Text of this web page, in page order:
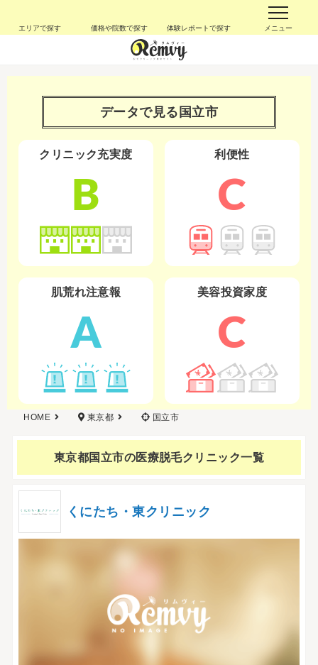
エリアで探す 価格や院数で探す 体験レポートで探す メニュー
データで見る 国立市
クリニック充実度
B
利便性
C
肌荒れ注意報
A
美容投資家度
C
HOME 東京都 国立市
東京都国立市の医療脱毛クリニック一覧
くにたち・東クリニック